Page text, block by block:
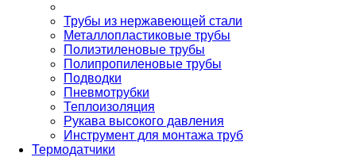
Трубы из нержавеющей стали
Металлопластиковые трубы
Полиэтиленовые трубы
Полипропиленовые трубы
Подводки
Пневмотрубки
Теплоизоляция
Рукава высокого давления
Инструмент для монтажа труб
Термодатчики